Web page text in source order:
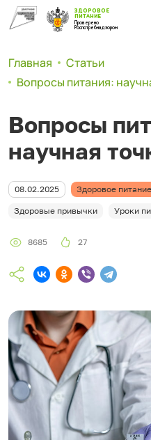
ЗДОРОВОЕ
ПИТАНИЕ
Проверено
Роспотребнадзором
Главная
Статьи
Вопросы питания:
Вопросы
научная
08.02.2025 Здоровое питание
Здоровые привычки Уроки
8685 27